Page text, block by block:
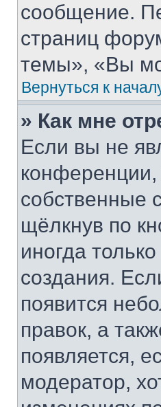
сообщение.
страниц
темы», «Вы
Вернуться к
» Как мне
Если вы не
конференции,
собственные
щёлкнув по
иногда
создания.
появится
правок, а
появляется,
модератор,